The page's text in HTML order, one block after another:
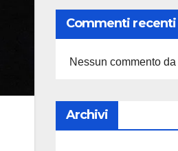
Commenti recenti
Nessun commento da
Archivi